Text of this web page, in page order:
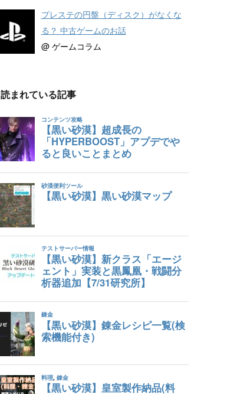
プレステの円盤（ディスク）がなくな
る？ 中古ゲームのお話
@ ゲームコラム
読まれている記事